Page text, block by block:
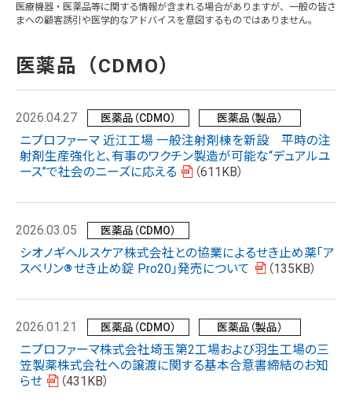
医療機器・医薬品等に関する情報が含まれる場合がありますが、一般の皆さ
まへの顧客誘引や医学的なアドバイスを意図するものではありません。
医薬品（CDMO）
2026.04.27 医薬品（CDMO） 医薬品（製品）
ニプロファーマ 近江工場 一般注射剤棟を新設 平時の注
射剤生産強化と、有事のワクチン製造が可能な“デュアルユ
ース”で社会のニーズに応える
（611KB）
2026.03.05 医薬品（CDMO）
シオノギヘルスケア株式会社との協業によるせき止め薬「ア
スベリン® せき止め錠 Pro20」発売について （135KB）
2026.01.21 医薬品（CDMO） 医薬品（製品）
ニプロファーマ株式会社埼玉第2工場および羽生工場の三
笠製薬株式会社への譲渡に関する基本合意書締結のお知
らせ
（431KB）